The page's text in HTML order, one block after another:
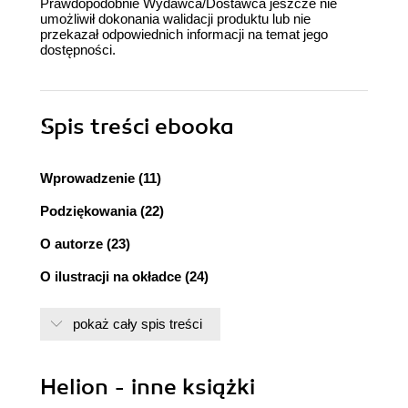
Prawdopodobnie Wydawca/Dostawca jeszcze nie
umożliwił dokonania walidacji produktu lub nie
przekazał odpowiednich informacji na temat jego
dostępności.
Spis treści ebooka
Wprowadzenie (11)
Podziękowania (22)
O autorze (23)
O ilustracji na okładce (24)
Wyższa jakość produktu (32)
pokaż cały spis treści
Helion - inne książki